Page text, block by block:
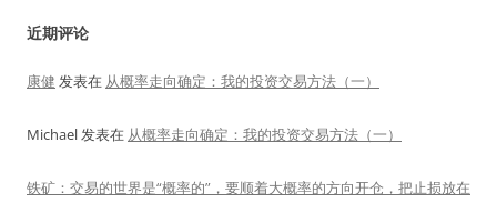
近期评论
康健 发表在 从概率走向确定：我的投资交易方法（一）
Michael发表在 从概率走向确定：我的投资交易方法（一）
铁矿：交易的世界是“概率的”，要顺着大概率的方向开仓，把止损放在